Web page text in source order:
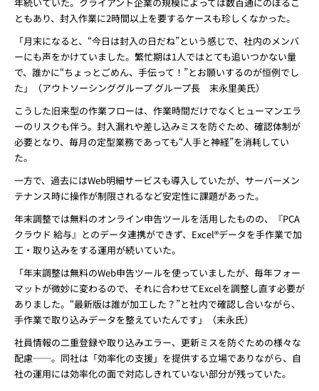
ともあり、封入作業に2時間以上を要するケースも珍しくなかった。
「月末になると、“今日は封入の日だね”という感じで、社内のメンバ
ーにも声をかけていました。繁忙期は1人ではとても追いつかない量
で、誰かに“ちょっとごめん、手伝って！”とお願いするのが恒例でし
た」（アウトソーシンググループ グループ長 末永里美氏）
こうした旧来型の作業フローは、作業時間だけでなくヒューマンエラ
ーのリスクも伴う。封入漏れや差し込みミスを防ぐため、確認体制が
必要となり、毎月の定型業務であっても“人手と神経”を消耗してい
た。
一方で、過去にはWeb明細サービスも導入していたが、サーバーメン
テナンス時に操作が制限されるなど安定性に課題があった。
年末調整では無料のオンライン申告ツールを活用したものの、『PCA
クラウド 給与』とのデータ連携ができず、Excel®データを手作業で加
工・取り込みをする運用が続いていた。
「年末調整は無料のWeb申告ツールを使っていましたが、毎年フォー
マットが微妙に変わるので、それに合わせてExcelを調整し直す必要が
ありました。“最新版は誰が加工した？”と社内で確認し合いながら、
手作業で取り込みデータを整えていたんです」（末永氏）
社員情報の二重登録や取り込みエラー、更新ミスを防ぐための様々な
配慮──。同社は「効率化の支援」を提供する立場でありながら、自
社の運用には効率化の面で対応しきれていない部分が残っていた。